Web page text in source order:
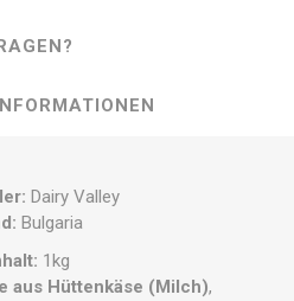
Dairy Valley
Bulgaria
1kg
aus Hüttenkäse (Milch),